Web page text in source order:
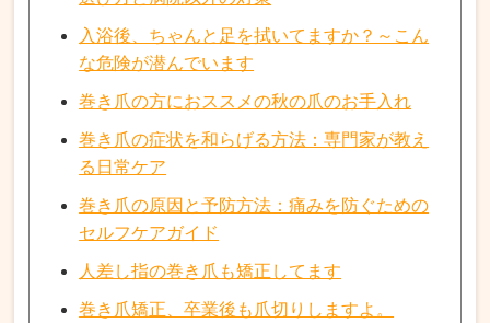
入浴後、ちゃんと足を拭いてますか？～こん
な危険が潜んでいます
巻き爪の方におススメの秋の爪のお手入れ
巻き爪の症状を和らげる方法：専門家が教え
る日常ケア
巻き爪の原因と予防方法：痛みを防ぐための
セルフケアガイド
人差し指の巻き爪も矯正してます
巻き爪矯正、卒業後も爪切りしますよ。